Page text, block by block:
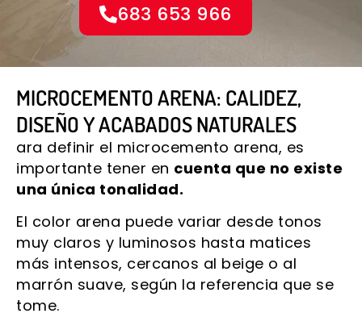
683 653 966
MICROCEMENTO ARENA: CALIDEZ,
DISEÑO Y ACABADOS NATURALES
ara definir el microcemento arena, es
importante tener en cuenta que no existe
una única tonalidad.
El color arena puede variar desde tonos
muy claros y luminosos hasta matices
más intensos, cercanos al beige o al
marrón suave, según la referencia que se
tome.